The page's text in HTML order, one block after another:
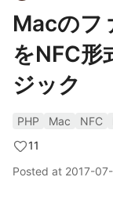
Macのフ
をNFC形
ジック
PHP Mac NFC
11
Posted at 2017-